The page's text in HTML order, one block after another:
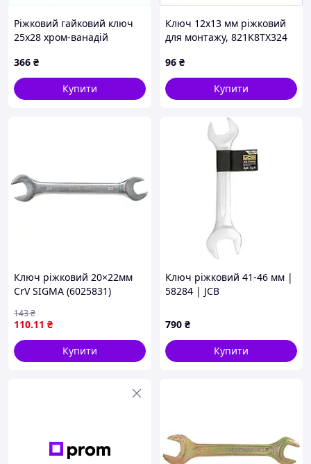
Ріжковий гайковий ключ
25х28 хром-ванадій
366 ₴
Купити
Ключ 12х13 мм ріжковий
для монтажу, 821K8TX324
96 ₴
Купити
Ключ ріжковий 20×22мм
CrV SIGMA (6025831)
110.11 ₴
143₴
Купити
Ключ ріжковий 41-46 мм |
58284 | JCB
790 ₴
Купити